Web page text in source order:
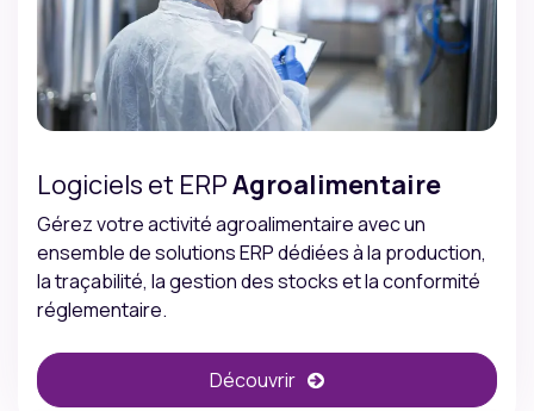
Logiciels et ERPAgroalimentaire
Gérez votre activité agroalimentaire avec un
ensemble de solutions ERP dédiées à la production,
la traçabilité, la gestion des stocks et la conformité
réglementaire.
Découvrir